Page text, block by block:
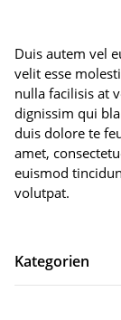
Duis autem vel
velit esse
nulla facilisis at
dignissim qui
duis dolore te
amet,
euismod
volutpat.
Kategorien